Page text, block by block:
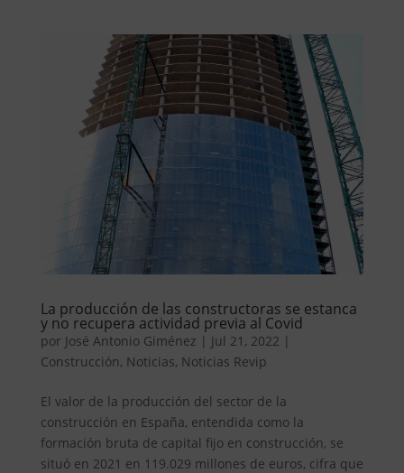
La producción de las constructoras se estanca
y no recupera actividad previa al Covid
por José Antonio Giménez | Jul 21, 2022 |
Construcción, Noticias, Noticias Revip
El valor de la producción del sector de la
construcción en España, entendida como la
formación bruta de capital fijo en construcción, se
situó en 2021 en 119.029 millones de euros, cifra que